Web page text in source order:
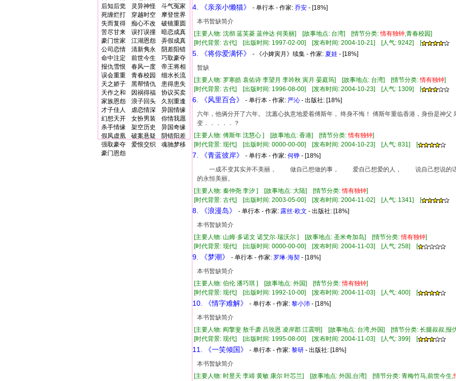
后知后觉
灵异神怪
斗气冤家
死缠烂打
穿越时空
摩登世界
失而复得
痴心不改
破镜重圆
苦尽甘来
误打误撞
暗恋成真
豪门世家
江湖恩怨
弄假成真
公司恋情
清新隽永
阴差阳错
命中注定
前世今生
巧取豪夺
报仇雪恨
春风一度
帝王将相
误会重重
青春校园
细水长流
天之娇子
黑帮情仇
患得患失
天作之和
因祸得福
协议买卖
家族恩怨
浪子回头
久别重逢
才子佳人
虐恋情深
异国情缘
幻想天开
女扮男装
你情我愿
杀手情缘
架空历史
异国奇缘
假凤虚凰
破案悬疑
阴错阳差
强取豪夺
爱恨交织
魂驰梦移
豪门恩怨
4. 《亲亲小懒猫》 - 单行本 - 作家: 乔安 - [18%]
本书暂缺简介
[主要人物: 沈彻 蓝芙菱 蓝仲达 何美丽] [故事地点: 台湾] [情节分类:情有独钟,青春校园]
[时代背景: 古代] [出版时间: 1997-02-00] [发布时间: 2004-10-21] [人气: 9242] [
5. 《将你爱满怀》 - 《小婢寅月》续集 - 作家: 夏娃 - [18%]
暂缺
[主要人物: 罗寒皓 袁佑诗 李望月 李吟秋 寅月 晏庭筠] [故事地点: 台湾] [情节分类:情有独钟]
[时代背景: 古代] [出版时间: 1996-08-00] [发布时间: 2004-10-23] [人气: 1309] [
6. 《风里百合》 - 单行本 - 作家: 严沁 - 出版社: [18%]
六年，他俩分开了六年。 沈蕙心执意地爱着傅斯年， 终身不悔！ 傅斯年重临香港，身份是神父
变．．．．．？
[主要人物: 傅斯年 沈慧心 ] [故事地点: 香港] [情节分类:情有独钟]
[时代背景: 现代] [出版时间: 0000-00-00] [发布时间: 2004-10-23] [人气: 831] [
7. 《青蓝彼岸》 - 单行本 - 作家: 何铮 - [18%]
一成不变其实并不美丽， 做自己想做的事， 爱自己想爱的人， 说自己想说
的永恒美丽。
[主要人物: 秦仲尧 李汐 ] [故事地点: 大陆] [情节分类:情有独钟]
[时代背景: 古代] [出版时间: 2003-05-00] [发布时间: 2004-11-02] [人气: 1341] [
8. 《浪漫岛》 - 单行本 - 作家: 露丝·欧文 - 出版社: [18%]
本书暂缺简介
[主要人物: 山姆·多诺文 诺艾尔·瑞沃尔 ] [故事地点: 圣米奇加岛] [情节分类:情有独钟]
[时代背景: 现代] [出版时间: 0000-00-00] [发布时间: 2004-11-03] [人气: 258] [
9. 《梦潮》 - 单行本 - 作家: 罗琳·海契 - [18%]
本书暂缺简介
[主要人物: 伯伦 潘巧琪 ] [故事地点: 外国] [情节分类:情有独钟]
[时代背景: 现代] [出版时间: 1992-10-00] [发布时间: 2004-11-03] [人气: 400] [
10. 《情字难解》 - 单行本 - 作家: 黎小沛 - [18%]
本书暂缺简介
[主要人物: 阎擎斐 敖千袭 吕玫恩 凌岸郡 江震明] [故事地点: 台湾,外国] [情节分类: 长腿叔叔,报
[时代背景: 现代] [出版时间: 1995-08-00] [发布时间: 2004-11-03] [人气: 399] [
11. 《一笑倾国》 - 单行本 - 作家: 黎研 - 出版社: [18%]
本书暂缺简介
[主要人物: 时昱天 李靖 黄敏 康尔 叶芯兰] [故事地点: 外国,台湾] [情节分类: 青梅竹马,前世今生,